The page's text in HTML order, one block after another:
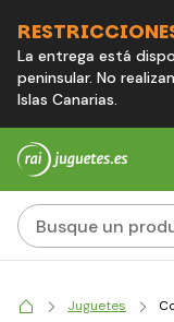
La entrega está
peninsular. No
Islas Canarias.
Juguetes